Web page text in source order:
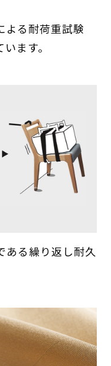
よる耐荷重試験
ます。
ある繰り返し耐久